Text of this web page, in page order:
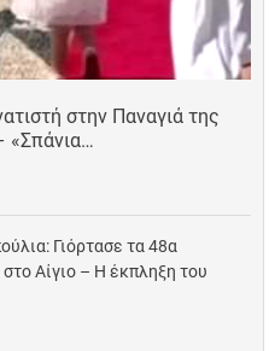
στην Παναγιά της
«Σπάνια…
Γιόρτασε τα 48α
Αίγιο – Η έκπληξη του